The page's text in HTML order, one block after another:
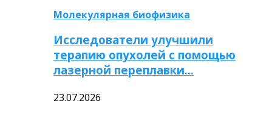
Молекулярная биофизика
Исследователи улучшили
терапию опухолей с помощью
лазерной переплавки…
23.07.2026